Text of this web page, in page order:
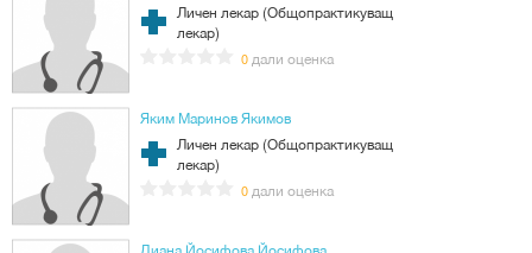
Личен лекар (Общопрактикуващ
лекар)
0 дали оценка
Яким Маринов Якимов
Личен лекар (Общопрактикуващ
лекар)
0 дали оценка
Диана Йосифова Йосифова